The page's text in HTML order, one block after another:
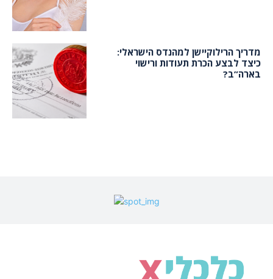
מדריך הרילוקיישן למהנדס הישראלי:
כיצד לבצע הכרת תעודות ורישוי
בארה”ב?